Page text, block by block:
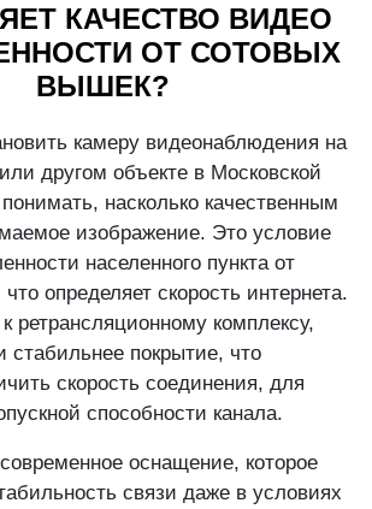
КАЧЕСТВО ВИДЕО
ОТ СОТОВЫХ
ВЫШЕК?
камеру видеонаблюдения на
другом объекте в Московской
насколько качественным
изображение. Это условие
населенного пункта от
определяет скорость интернета.
ретрансляционному комплексу,
стабильнее покрытие, что
скорость соединения, для
способности канала.
оснащение, которое
связи даже в условиях